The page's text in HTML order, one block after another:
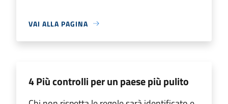
VAI ALLA PAGINA
4 Più controlli per un paese più pulito